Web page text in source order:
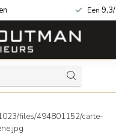
Een
files/494801152/carte-